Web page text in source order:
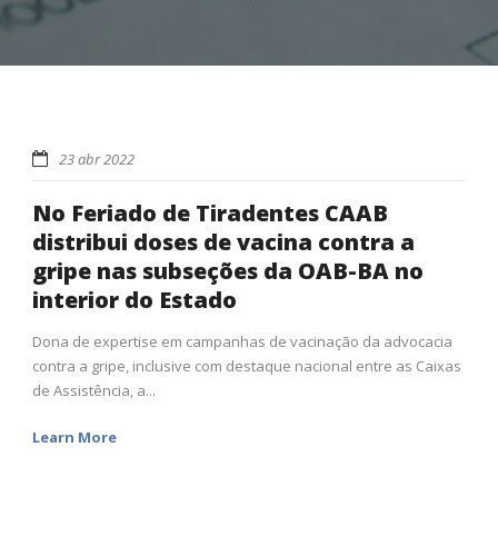
23 abr 2022
No Feriado de Tiradentes CAAB
distribui doses de vacina contra a
gripe nas subseções da OAB-BA no
interior do Estado
Dona de expertise em campanhas de vacinação da advocacia
contra a gripe, inclusive com destaque nacional entre as Caixas
de Assistência, a...
Learn More